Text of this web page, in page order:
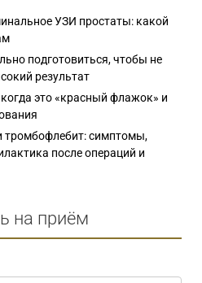
УЗИ простаты: какой
подготовиться, чтобы не
результат
это «красный флажок» и
тромбофлебит: симптомы,
после операций и
на приём